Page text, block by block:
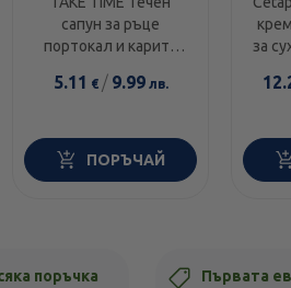
сапун за ръце
портокал и карите
5.11 € / 9.99лв.
ПОРЪЧАЙ
за
поръчка
Първата